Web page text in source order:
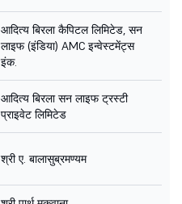
आदित्य बिरला कैपिटल लिमिटेड, सन
लाइफ (इंडिया) AMC इन्वेस्टमेंट्स
इंक.
आदित्य बिरला सन लाइफ ट्रस्टी
प्राइवेट लिमिटेड
श्री ए. बालासुब्रमण्यम